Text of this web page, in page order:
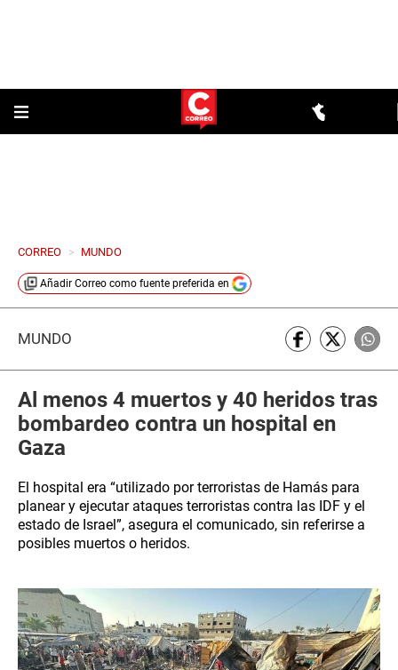
CORREO > MUNDO
Añadir Correo como fuente preferida en
MUNDO
Al menos 4 muertos y 40 heridos tras
bombardeo contra un hospital en
Gaza
El hospital era “utilizado por terroristas de Hamás para
planear y ejecutar ataques terroristas contra las IDF y el
estado de Israel”, asegura el comunicado, sin referirse a
posibles muertos o heridos.